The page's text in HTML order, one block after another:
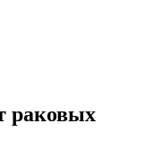
раковых